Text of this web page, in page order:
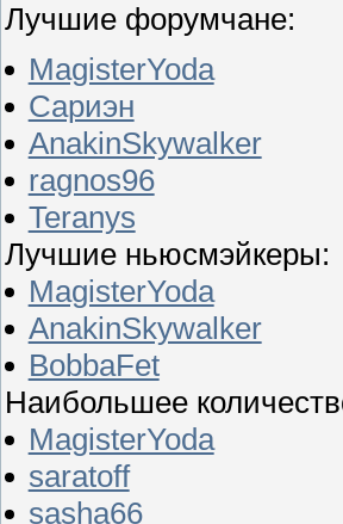
Лучшие форумчане:
MagisterYoda
Сариэн
AnakinSkywalker
ragnos96
Teranys
Лучшие ньюсмэйкеры:
MagisterYoda
AnakinSkywalker
BobbaFet
Наибольшее
MagisterYoda
saratoff
sasha66